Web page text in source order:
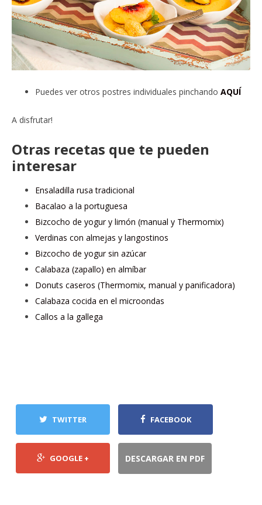
Puedes ver otros postres individuales pinchando AQUÍ
A disfrutar!
Otras recetas que te pueden
interesar
Ensaladilla rusa tradicional
Bacalao a la portuguesa
Bizcocho de yogur y limón (manual y Thermomix)
Verdinas con almejas y langostinos
Bizcocho de yogur sin azúcar
Calabaza (zapallo) en almíbar
Donuts caseros (Thermomix, manual y panificadora)
Calabaza cocida en el microondas
Callos a la gallega
TWITTER FACEBOOK
GOOGLE + DESCARGAR EN PDF